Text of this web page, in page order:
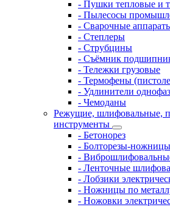
- Пушки тепловые и
- Пылесосы
- Сварочные
- Степлеры
- Струбцины
- Съёмник
- Тележки грузовые
- Термофены
- Удлинители
- Чемоданы
Режущие, шлифовальные,
инструменты
- Бетонорез
- Болторезы-
-
- Ленточные
- Лобзики
- Ножницы по
- Ножовки